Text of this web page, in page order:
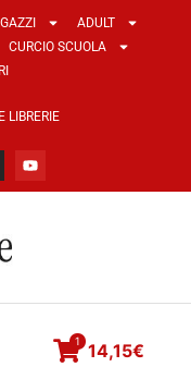
ADULT
CURCIO SCUOLA
LIBRERIE
14,15€
1